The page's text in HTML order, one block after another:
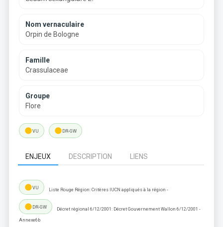
Nom vernaculaire
Orpin de Bologne
Famille
Crassulaceae
Groupe
Flore
lensVU lensDR-GW
ENJEUX DESCRIPTION LIENS
lensVU Liste Rouge Région: Critères IUCN appliqués à la région -
lensDR-GW Décret régional 6/12/2001: Décret Gouvernement Wallon 6/12/2001 -
Annexe6b